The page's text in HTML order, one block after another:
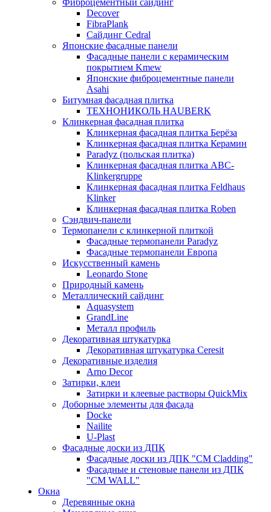
Фиброцементный сайдинг
Decover
FibraPlank
Сайдинг Cedral
Японские фасадные панели
Фасадные панели с керамическим
покрытием Kmew
Японские фиброцементные панели
Asahi
Битумная фасадная плитка
ТЕХНОНИКОЛЬ HAUBERK
Клинкерная фасадная плитка
Клинкерная фасадная плитка Берёза
Клинкерная фасадная плитка Керамин
Paradyz (польская плитка)
Клинкерная фасадная плитка ABC-
Klinkergruppe
Клинкерная фасадная плитка Feldhaus
Klinker
Клинкерная фасадная плитка Roben
Сэндвич-панели
Термопанели с клинкерной плиткой
Фасадные термопанели Paradyz
Фасадные термопанели Европа
Искусственный камень
Leonardo Stone
Природный камень
Металлический сайдинг
Aquasystem
GrandLine
Металл профиль
Декоративная штукатурка
Декоративная штукатурка Ceresit
Декоративные изделия
Arno Decor
Затирки, клеи
Затирки и клеевые растворы QuickMix
Доборные элементы для фасада
Docke
Nailite
U-Plast
Фасадные доски из ДПК
Фасадные доски из ДПК "CM Cladding"
Фасадные и стеновые панели из ДПК
"CM WALL"
Окна
Деревянные окна